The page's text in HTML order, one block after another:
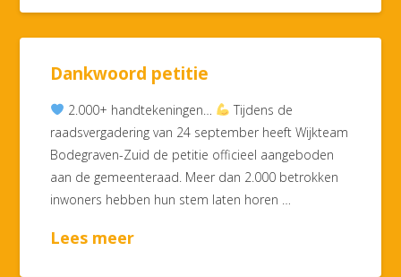
Dankwoord petitie
2.000+ handtekeningen…
Tijdens de
raadsvergadering van 24 september heeft Wijkteam
Bodegraven-Zuid de petitie officieel aangeboden
aan de gemeenteraad. Meer dan 2.000 betrokken
inwoners hebben hun stem laten horen …
Lees meer